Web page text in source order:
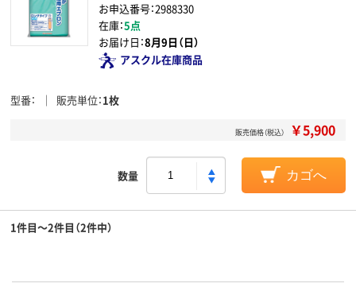
お申込番号：2988330
在庫：5点
お届け日：8月9日（日）
アスクル在庫商品
型番 販売単位 1枚
販売価格（税込） ￥5,900
数量 カゴへ
1件目～2件目（2件中）